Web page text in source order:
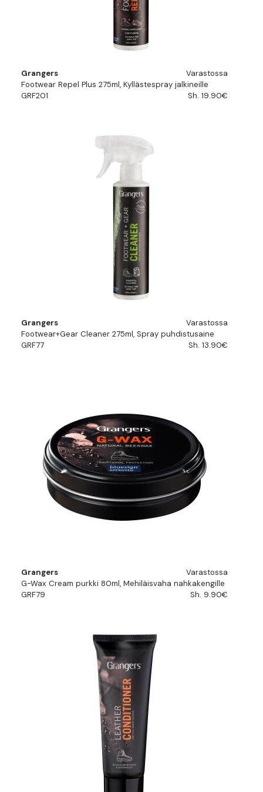
Grangers
Varastossa
Footwear Repel Plus 275ml, Kyllästespray jalkineille
GRF201
Sh. 19.90€
Grangers
Varastossa
Footwear+Gear Cleaner 275ml, Spray puhdistusaine
GRF77
Sh. 13.90€
Grangers
Varastossa
G-Wax Cream purkki 80ml, Mehiläisvaha nahkakengille
GRF79
Sh. 9.90€